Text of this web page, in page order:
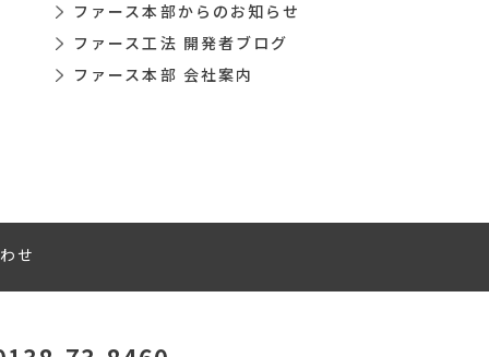
ファース本部からのお知らせ
ファース工法 開発者ブログ
ファース本部 会社案内
せ